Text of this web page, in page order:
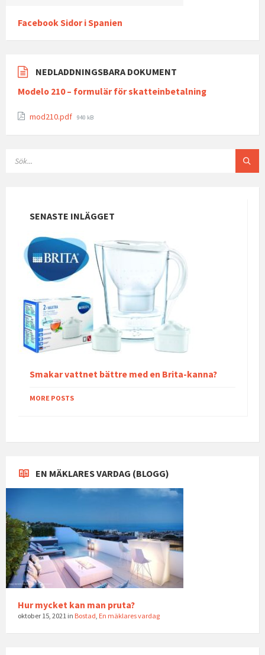
Facebook Sidor i Spanien
NEDLADDNINGSBARA DOKUMENT
Modelo 210 – formulär för skatteinbetalning
mod210.pdf File
940 kB
SENASTE INLÄGGET
Smakar vattnet bättre med en Brita-kanna?
MORE POSTS
EN MÄKLARES VARDAG (BLOGG)
Hur mycket kan man pruta?
oktober 15, 2021 in Bostad En mäklares vardag